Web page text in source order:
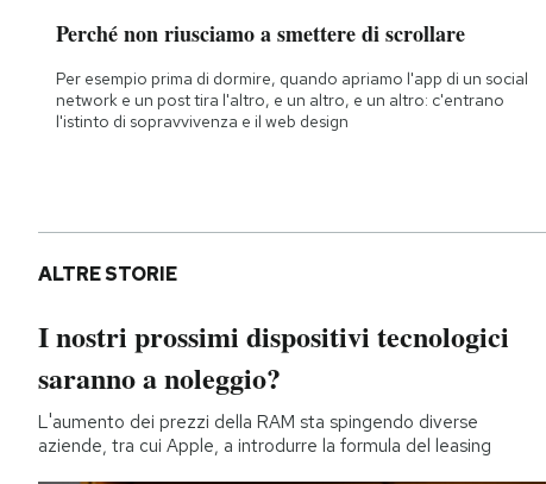
Perché non riusciamo a smettere di scrollare
Per esempio prima di dormire, quando apriamo l'app di un social
network e un post tira l'altro, e un altro, e un altro: c'entrano
l'istinto di sopravvivenza e il web design
ALTRE STORIE
I nostri prossimi dispositivi tecnologici
saranno a noleggio?
L'aumento dei prezzi della RAM sta spingendo diverse
aziende, tra cui Apple, a introdurre la formula del leasing